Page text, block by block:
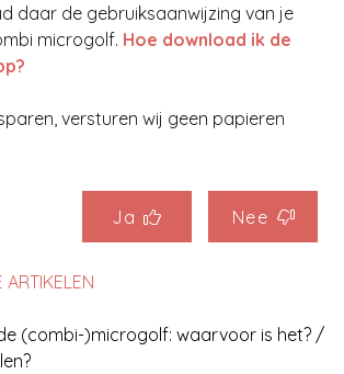
daar de gebruiksaanwijzing van je
microgolf. Hoe download ik de
versturen wij geen papieren
Ja Nee
ARTIKELEN
(combi-)microgolf: waarvoor is het? /